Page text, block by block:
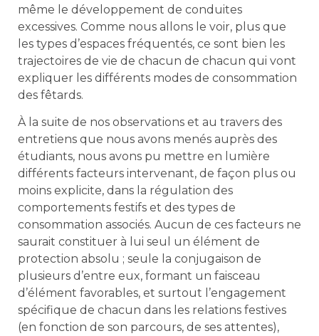
même le développement de conduites
excessives. Comme nous allons le voir, plus que
les types d’espaces fréquentés, ce sont bien les
trajectoires de vie de chacun de chacun qui vont
expliquer les différents modes de consommation
des fêtards.
À la suite de nos observations et au travers des
entretiens que nous avons menés auprès des
étudiants, nous avons pu mettre en lumière
différents facteurs intervenant, de façon plus ou
moins explicite, dans la régulation des
comportements festifs et des types de
consommation associés. Aucun de ces facteurs ne
saurait constituer à lui seul un élément de
protection absolu ; seule la conjugaison de
plusieurs d’entre eux, formant un faisceau
d’élément favorables, et surtout l’engagement
spécifique de chacun dans les relations festives
(en fonction de son parcours, de ses attentes),